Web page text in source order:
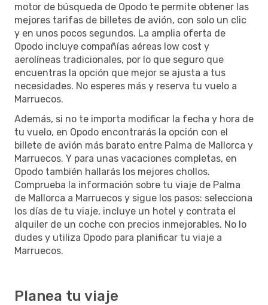
motor de búsqueda de Opodo te permite obtener las
mejores tarifas de billetes de avión, con solo un clic
y en unos pocos segundos. La amplia oferta de
Opodo incluye compañías aéreas low cost y
aerolíneas tradicionales, por lo que seguro que
encuentras la opción que mejor se ajusta a tus
necesidades. No esperes más y reserva tu vuelo a
Marruecos.
Además, si no te importa modificar la fecha y hora de
tu vuelo, en Opodo encontrarás la opción con el
billete de avión más barato entre Palma de Mallorca y
Marruecos. Y para unas vacaciones completas, en
Opodo también hallarás los mejores chollos.
Comprueba la información sobre tu viaje de Palma
de Mallorca a Marruecos y sigue los pasos: selecciona
los días de tu viaje, incluye un hotel y contrata el
alquiler de un coche con precios inmejorables. No lo
dudes y utiliza Opodo para planificar tu viaje a
Marruecos.
Planea tu viaje